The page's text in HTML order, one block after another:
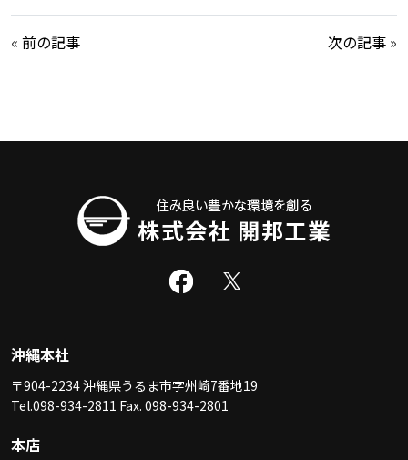
« 前の記事 次の記事 »
沖縄本社
〒904-2234 沖縄県うるま市字州崎7番地19
Tel.098-934-2811 Fax. 098-934-2801
本店